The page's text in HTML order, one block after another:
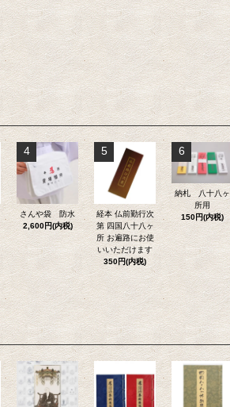
4
さんや袋 防水
2,600円(内税)
5
経本 仏前勤行次
第 四国八十八ヶ
所 お遍路にお使
いいただけます
350円(内税)
6
納札 八十八ヶ
所用
150円(内税)